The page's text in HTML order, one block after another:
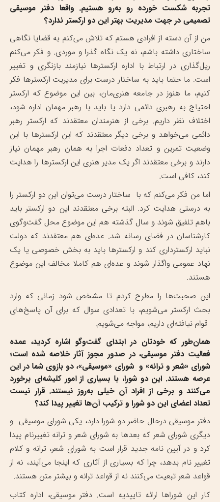
تجربه شکست خورده رو به‌رو هستیم. واقعا دفتر موسیقی
تصمیمی در جهت مدیریت بهتر این دو ارکستر ندارد؟
من از آن دسته از افرادی هستم که تلاش می‌کنم به قضایا نگاهی
ساختاری داشته باشم، نه یک نگاه گذرا و موردی. و فکر می‌کنم
ریل‌گذاری در ارتباط با اداره ارکسترها نیازمند بازنگری و تغییر
است. ما حتما باید به ساختار درست برای مدیریت ارکسترها فکر
کنیم، ما هنوز در جامعه هنری‌مان، بین این موضوع که ارکستر
احتیاج به رهبری دائمی دارد یا باید با رهبر مهمان اداره شود،
اختلاف نظر داریم. برخی از هنرمندان معتقدند که ارکستر رهبر
دائمی می‌خواهد و برخی دیگر معتقدند که این ارکسترها با این
وضعیت تمرین و تعداد دفعات اجرا به همان رهبر مهمان نیاز
دارند و برخی معتقدند اگر یک مدیر هنری این ارکسترها را هدایت
کند، کافی است.
اما من فکر می‌کنم که با ساختار درست می‌توان این دو ارکستر را
به درستی هدایت کرد. البته برخی معتقدند این دو ارکستر باید
باهم تلفیق شوند و سال گذشته هم این موضوع محل گفت‌وگوی
کارشناسان در فضای رسانه شد. عده‌ای هم معتقدند که دولت
نباید ارکسترداری کند و ارکسترها باید به بخش خصوصی یا یک
نهاد عمومی واگذار شوند و عده‌ای هم کاملا مخالف این موضوع
هستند.
این صحبت‌ها را مطرح کردم تا مشخص شود زمانی که وارد
بحث ارکستر می‌شویم، با تعدادی سوال که برای آن پاسخ‌های
قوام نیافته‌ای داریم، مواجه می‌شویم.
همان‌طور که خودتان در ابتدای گفت‌وگو اشاره کردید، عمده
فعالیت دفتر موسیقی، در صدور مجوز آثار خلاصه شده است؛
شورای «شعر و ترانه» و شورای «موسیقی»، دو بازوی شما در این
عرصه هستند. این دو شورا، با بسیاری از امور کلیشه‌ای برخورد
می‌کنند و برخی از افراد آن خیلی به‌روز نیستند. قرار نیست
تعداد اعضای این دو شورا و ترکیب آن‌ها تغییر پیدا کند؟
دفتر موسیقی درحال حاضر دو شورا دارد، یکی شورای موسیقی و
دیگری شورای شعر که بعدها به شورای شعر و ترانه تغییرنام پیدا
کرد و در آیین نامه جدید قرار است به شورای شعر، ترانه و کلام
تغییر نام بدهد، چرا که بسیاری از آثاری که اینجا می‌آیند، نه از
قواعد شعر تبعیت می‌کنند نه از قواعد ترانه و بیشتر متن هستند.
کار این شوراها ارائه تاییدیه است. دفتر موسیقی، اداره کتاب